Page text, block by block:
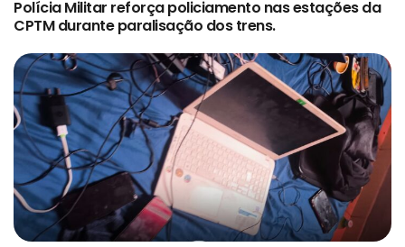
Polícia Militar reforça policiamento nas estações da
CPTM durante paralisação dos trens.